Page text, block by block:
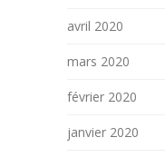
avril 2020
mars 2020
février 2020
janvier 2020